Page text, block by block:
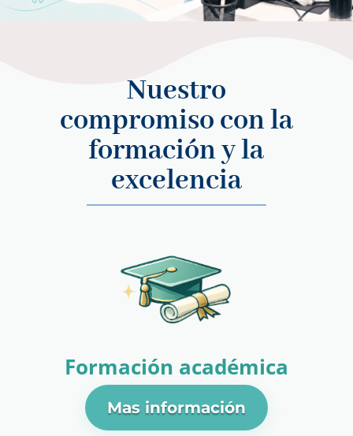
Nuestro
compromiso con la
formación y la
excelencia
Formación académica
Mas información